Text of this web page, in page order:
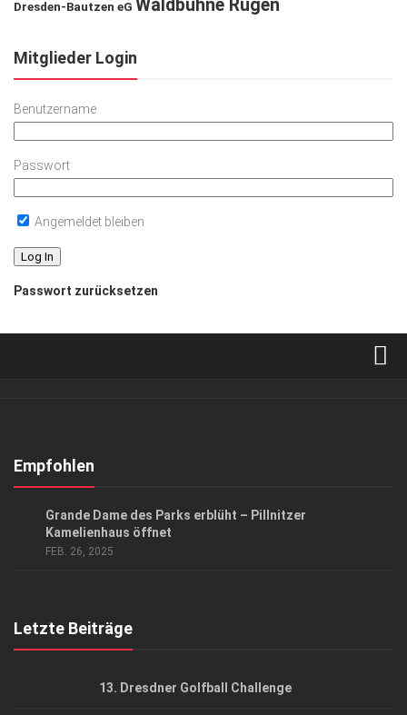
Dresden-Bautzen eG Waldbühne Rügen
Mitglieder Login
Benutzername
Passwort
Angemeldet bleiben
Passwort zurücksetzen
Kontakt, Impressum
Empfohlen
Grande Dame des Parks erblüht – Pillnitzer
Kamelienhaus öffnet
FEB. 26, 2025
Letzte Beiträge
13. Dresdner Golfball Challenge